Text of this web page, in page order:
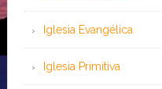
Iglesia Evangélica
Iglesia Primitiva